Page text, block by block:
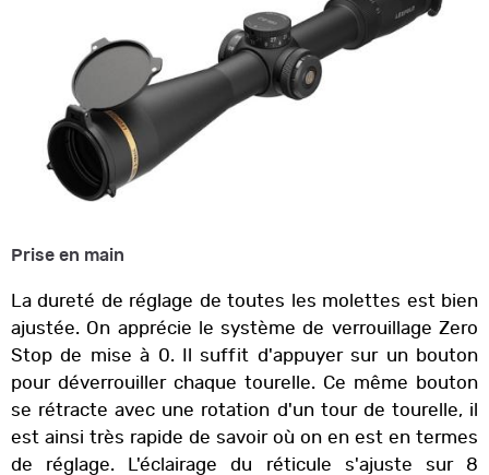
Prise en main
La dureté de réglage de toutes les molettes est bien
ajustée. On apprécie le système de verrouillage Zero
Stop de mise à 0. Il suffit d'appuyer sur un bouton
pour déverrouiller chaque tourelle. Ce même bouton
se rétracte avec une rotation d'un tour de tourelle, il
est ainsi très rapide de savoir où on en est en termes
de réglage. L'éclairage du réticule s'ajuste sur 8